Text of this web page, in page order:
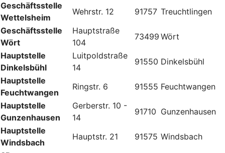
Geschäftsstelle
Wettelsheim
Wehrstr. 12 91757 Treuchtlingen
Geschäftsstelle
Wört
Hauptstraße
104
73499 Wört
Hauptstelle
Dinkelsbühl
Luitpoldstraße
14
91550 Dinkelsbühl
Hauptstelle
Feuchtwangen
Ringstr. 6 91555 Feuchtwangen
Hauptstelle
Gunzenhausen
Gerberstr. 10 -
14
91710 Gunzenhausen
Hauptstelle
Windsbach
Hauptstr. 21 91575 Windsbach